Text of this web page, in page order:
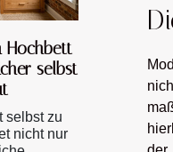
Hochbett
selbst
selbst zu
nicht nur